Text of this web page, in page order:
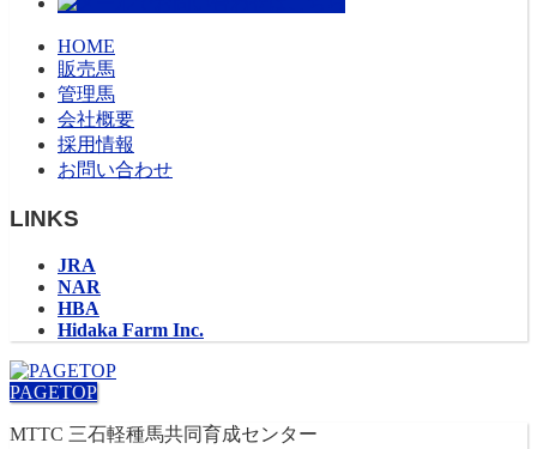
HOME
販売馬
管理馬
会社概要
採用情報
お問い合わせ
LINKS
JRA
NAR
HBA
Hidaka Farm Inc.
PAGETOP
MTTC 三石軽種馬共同育成センター